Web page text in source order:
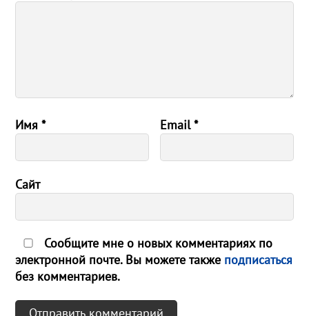
Имя* Email*
Сайт
Сообщите мне о новых комментариях по
электронной почте. Вы можете также подписаться
без комментариев.